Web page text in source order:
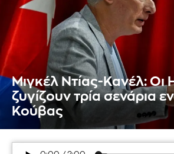
Μιγκέλ Ντίας-Κανέλ: Οι
ζυγίζουν τρία σενάρια
Κούβας